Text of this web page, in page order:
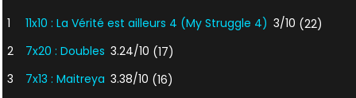
1 11x10 : La Vérité est ailleurs 4 (My Struggle 4) 3/10 (22)
2
7x20 : Doubles 3.24/10 (17)
3
7x13 : Maitreya 3.38/10 (16)